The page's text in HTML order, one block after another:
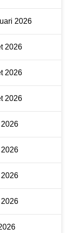
2026
2026
2026
2026